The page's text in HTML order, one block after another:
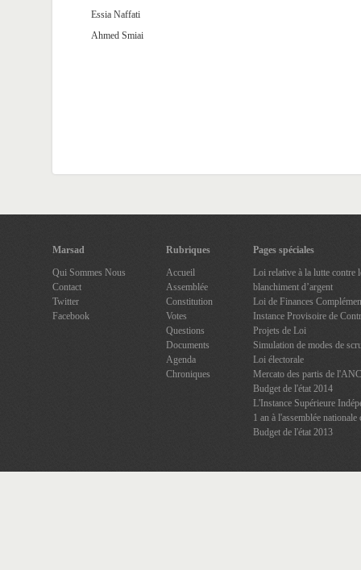
Essia Naffati
Ahmed Smiai
Marsad
Qui Sommes Nous
Contact
Twitter
Facebook
Rubriques
Accueil
Assemblée
Constitution
Votes
Questions
Documents
Agenda
Chroniques
Pages spéciales
Loi relative à la lutte contre
blanchiment d’argent
Loi de Finances
Instance Provisoire de
Projets de Loi
Simulation de modes de
Loi électorale
Mercato des partis de l'ANC
Budget de l'état 2014
L'Instance Supérieure
1 an à l'assemblée nationale
Budget de l'état 2013